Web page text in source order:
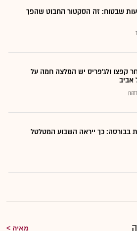
שבטוח: זה הסקטור החבוט שהפך
קפצו ולג'פריס יש המלצה חמה על
אביב
בבורסה: כך ייראה השבוע המטלטל
מאיה